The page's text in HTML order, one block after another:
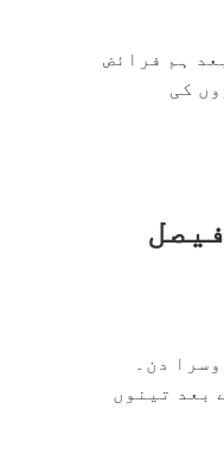
ہم فرائض
کی
– شاہ فیصل
تشریق کا دوسرا دن۔
بعد تینوں